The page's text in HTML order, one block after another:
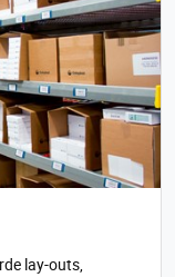
lay-outs,